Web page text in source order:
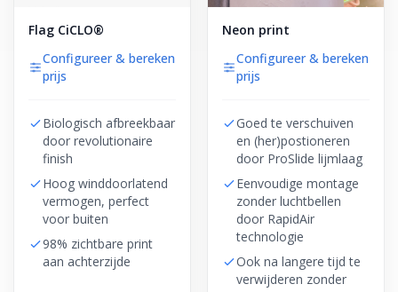
Flag CiCLO®
Configureer & bereken
prijs
Biologisch afbreekbaar
door revolutionaire
finish
Hoog winddoorlatend
vermogen, perfect
voor buiten
98% zichtbare print
aan achterzijde
Neon print
Configureer & bereken
prijs
Goed te verschuiven
en (her)postioneren
door ProSlide lijmlaag
Eenvoudige montage
zonder luchtbellen
door RapidAir
technologie
Ook na langere tijd te
verwijderen zonder